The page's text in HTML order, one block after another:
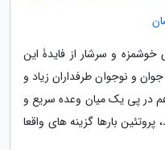
خوشمزه و سرشار از فایدۀ این
و نوجوان طرفداران زیاد و
در پی یک میان وعده سریع و
بارها گزینه های واقعا